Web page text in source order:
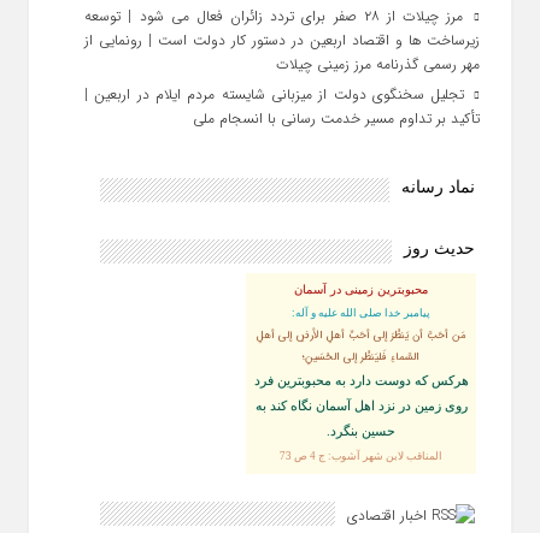
مرز چیلات از ۲۸ صفر برای تردد زائران فعال می‌ شود | توسعه
زیرساخت‌ ها و اقتصاد اربعین در دستور کار دولت است | رونمایی از
مهر رسمی گذرنامه مرز زمینی چیلات
تجلیل سخنگوی دولت از میزبانی شایسته مردم ایلام در اربعین |
تأکید بر تداوم مسیر خدمت‌ رسانی با انسجام ملی
نماد رسانه
حدیث روز
محبوبترین زمینی در آسمان
پيامبر خدا صلى الله عليه و آله:
مَن أحَبَّ أن يَنظُرَ إلى أحَبِّ أهلِ الأرضِ إلى أهلِ
السَّماءِ فَليَنظُر إلى الحُسَينِ؛
هركس كه دوست دارد به محبوبترين فرد
روى زمين در نزد اهل آسمان نگاه كند به
حسين بنگرد.
المناقب لابن شهر آشوب: ج 4 ص 73
اخبار اقتصادی